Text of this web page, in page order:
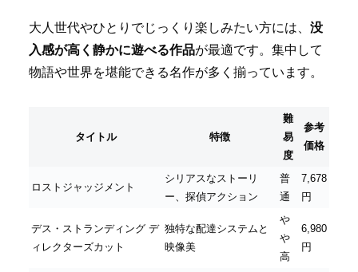
大人世代やひとりでじっくり楽しみたい方には、 没
入感が高く静かに遊べる作品が最適です。集中して
物語や世界を堪能できる名作が多く揃っています。
タイトル 特徴
難
易
度
参考
価格
ロストジャッジメント
シリアスなストーリ
ー、探偵アクション
普
通
7,678
円
デス・ストランディング デ
ィレクターズカット
独特な配達システムと
映像美
や
や
高
6,980
円